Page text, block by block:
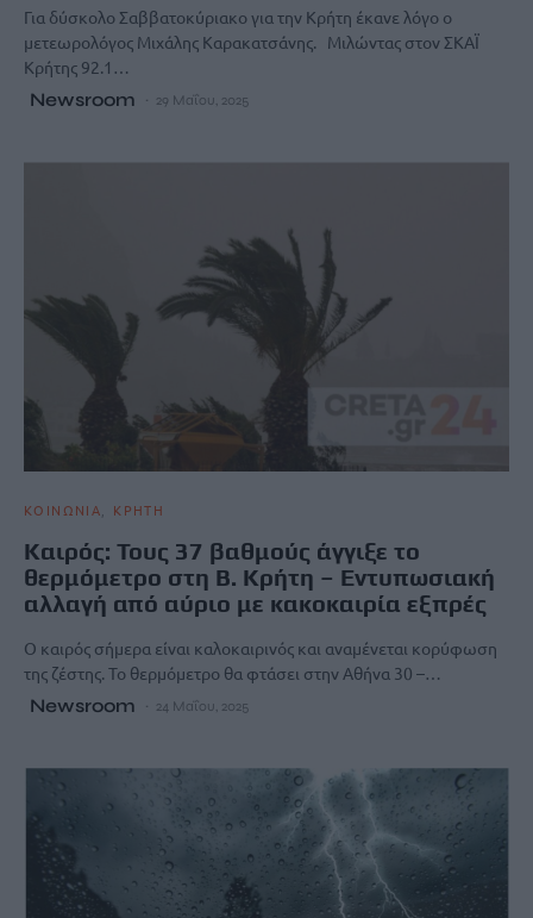
Για δύσκολο Σαββατοκύριακο για την Κρήτη έκανε λόγο ο
μετεωρολόγος Μιχάλης Καρακατσάνης. Μιλώντας στον ΣΚΑΪ
Κρήτης 92.1…
Newsroom 29 Μαΐου, 2025
ΚΟΙΝΩΝΙΑ ΚΡΗΤΗ
Καιρός: Τους 37 βαθμούς άγγιξε το
θερμόμετρο στη Β. Κρήτη – Εντυπωσιακή
αλλαγή από αύριο με κακοκαιρία εξπρές
Ο καιρός σήμερα είναι καλοκαιρινός και αναμένεται κορύφωση
της ζέστης. Το θερμόμετρο θα φτάσει στην Αθήνα 30 –…
Newsroom 24 Μαΐου, 2025